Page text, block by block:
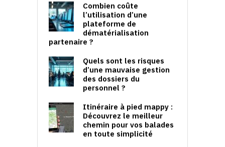
Combien coûte
l’utilisation d’une
plateforme de
dématérialisation
partenaire ?
Quels sont les risques
d’une mauvaise gestion
des dossiers du
personnel ?
Itinéraire à pied mappy :
Découvrez le meilleur
chemin pour vos balades
en toute simplicité